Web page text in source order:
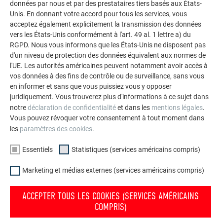
La galerie de références PREFA démontre la
polyvalence de l’aluminium. Découvrez d’autres projets
impressionnants avec les solutions en aluminium
durables de PREFA pour toitures, systèmes solaires et
façades.
VOIR DAVANTAGE DE RÉFÉRENCES
données par nous et par des prestataires tiers basés aux États-
Unis. En donnant votre accord pour tous les services, vous
acceptez également explicitement la transmission des données
vers les États-Unis conformément à l'art. 49 al. 1 lettre a) du
RGPD. Nous vous informons que les États-Unis ne disposent pas
d'un niveau de protection des données équivalent aux normes de
l'UE. Les autorités américaines peuvent notamment avoir accès à
vos données à des fins de contrôle ou de surveillance, sans vous
en informer et sans que vous puissiez vous y opposer
juridiquement. Vous trouverez plus d'informations à ce sujet dans
notredéclaration de confidentialitéet dans les mentions légales.
Vous pouvez révoquer votre consentement à tout moment dans
les paramètres des cookies.
Essentiels Statistiques (services américains compris)
Marketing et médias externes (services américains compris)
ACCEPTER TOUS LES COOKIES (SERVICES AMÉRICAINS
COMPRIS)